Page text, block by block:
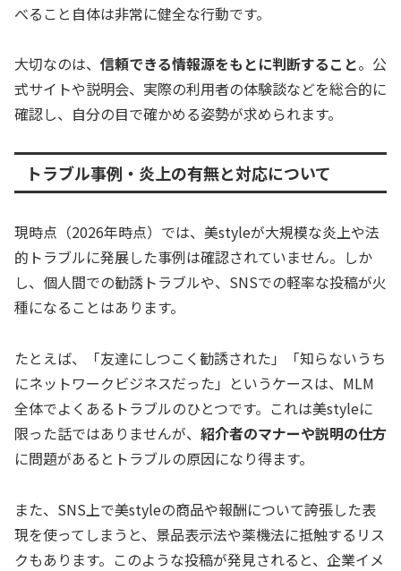
べること自体は非常に健全な行動です。
大切なのは、 信頼できる情報源をもとに判断すること。公
式サイトや説明会、実際の利用者の体験談などを総合的に
確認し、自分の目で確かめる姿勢が求められます。
トラブル事例・炎上の有無と対応について
現時点（2026年時点）では、美styleが大規模な炎上や法
的トラブルに発展した事例は確認されていません。しか
し、個人間での勧誘トラブルや、SNSでの軽率な投稿が火
種になることはあります。
たとえば、「友達にしつこく勧誘された」「知らないうち
にネットワークビジネスだった」というケースは、MLM
全体でよくあるトラブルのひとつです。これは美styleに
限った話ではありませんが、 紹介者のマナーや説明の仕方
に問題があるとトラブルの原因になり得ます。
また、SNS上で美styleの商品や報酬について誇張した表
現を使ってしまうと、景品表示法や薬機法に抵触するリス
クもあります。このような投稿が発見されると、企業イメ